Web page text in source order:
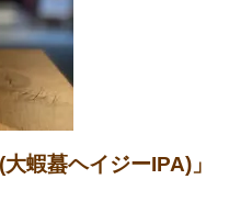
蝦蟇ヘイジーIPA)」